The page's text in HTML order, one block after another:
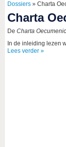
Dossiers » Charta
Charta
De Charta
In de inleiding lezen
Lees verder »